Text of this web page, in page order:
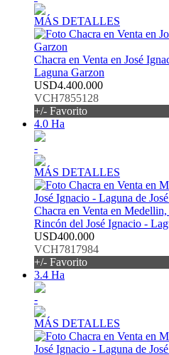
MÁS DETALLES
Chacra en Venta en José
Laguna Garzon
USD4.400.000
VCH7855128
+/- Favorito
4.0 Ha
-
MÁS DETALLES
Chacra en Venta en
Rincón del José Ignacio -
USD400.000
VCH7817984
+/- Favorito
3.4 Ha
-
MÁS DETALLES